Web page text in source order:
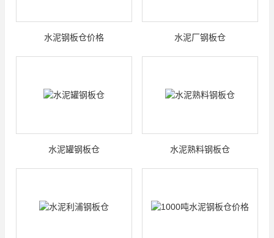
水泥钢板仓价格 水泥厂钢板仓
水泥罐钢板仓 水泥熟料钢板仓